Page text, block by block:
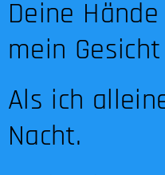
Deine
mein Gesicht
Als ich
Nacht.